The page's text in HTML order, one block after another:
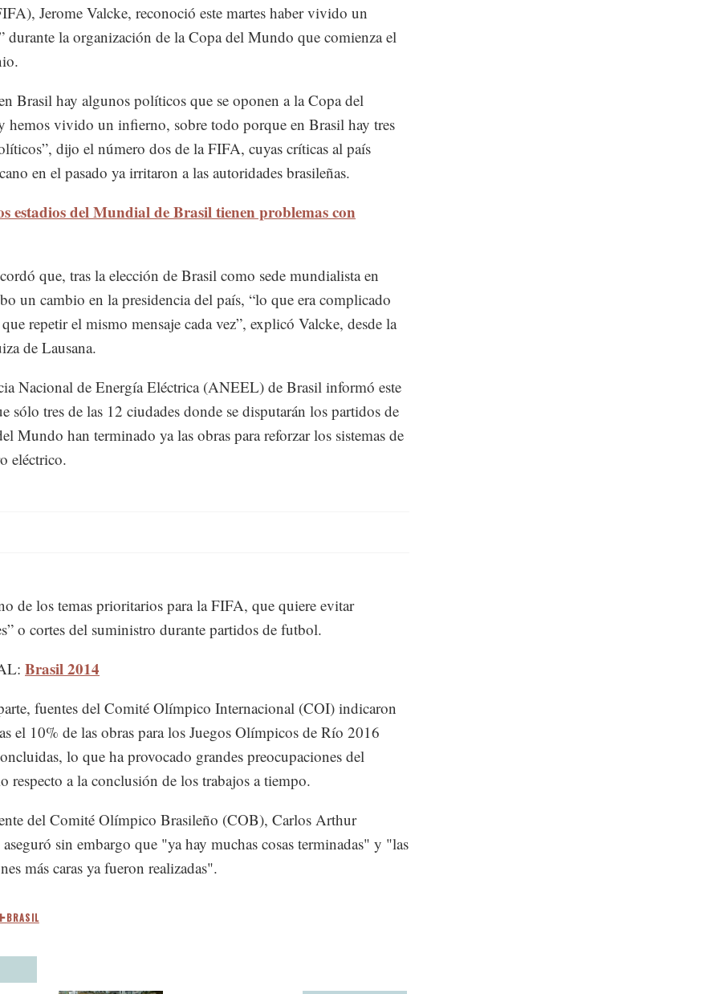
Jerome Valcke, reconoció este martes haber vivido un
durante la organización de la Copa del Mundo que comienza el
Brasil hay algunos políticos que se oponen a la Copa del
hemos vivido un infierno, sobre todo porque en Brasil hay tres
dijo el número dos de la FIFA, cuyas críticas al país
en el pasado ya irritaron a las autoridades brasileñas.
estadios del Mundial de Brasil tienen problemas con
que, tras la elección de Brasil como sede mundialista en
un cambio en la presidencia del país, “lo que era complicado
repetir el mismo mensaje cada vez”, explicó Valcke, desde la
de Lausana.
Nacional de Energía Eléctrica (ANEEL) de Brasil informó este
sólo tres de las 12 ciudades donde se disputarán los partidos de
Mundo han terminado ya las obras para reforzar los sistemas de
eléctrico.
de los temas prioritarios para la FIFA, que quiere evitar
o cortes del suministro durante partidos de futbol.
Brasil 2014
fuentes del Comité Olímpico Internacional (COI) indicaron
el 10% de las obras para los Juegos Olímpicos de Río 2016
lo que ha provocado grandes preocupaciones del
respecto a la conclusión de los trabajos a tiempo.
del Comité Olímpico Brasileño (COB), Carlos Arthur
sin embargo que "ya hay muchas cosas terminadas" y "las
más caras ya fueron realizadas".
BRASIL